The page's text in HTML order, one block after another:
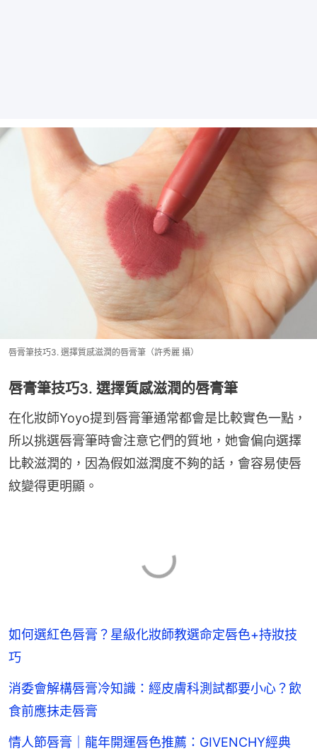
唇膏筆技巧3. 選擇質感滋潤的唇膏筆（許秀麗 攝）
唇膏筆技巧3. 選擇質感滋潤的唇膏筆
在化妝師Yoyo提到唇膏筆通常都會是比較實色一點，
所以挑選唇膏筆時會注意它們的質地，她會偏向選擇
比較滋潤的，因為假如滋潤度不夠的話，會容易使唇
紋變得更明顯。
如何選紅色唇膏？星級化妝師教選命定唇色+持妝技
巧
消委會解構唇膏冷知識：經皮膚科測試都要小心？飲
食前應抹走唇膏
情人節唇膏｜龍年開運唇色推薦：GIVENCHY經典